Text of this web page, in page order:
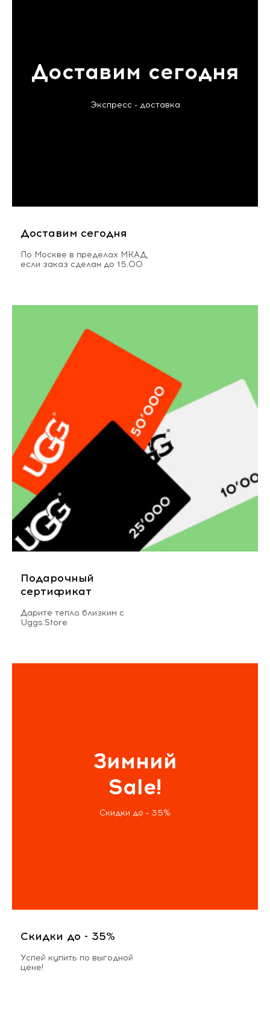
Доставим сегодня
Экспресс - доставка
Доставим сегодня
По Москве в пределах МКАД,
если заказ сделан до 15.00
Подарочный
сертификат
Дарите тепло близким с
Uggs.Store
Зимний
Sale!
Скидки до - 35%
Скидки до - 35%
Успей купить по выгодной
цене!